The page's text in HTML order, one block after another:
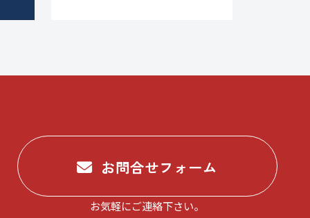
お問合せフォーム
お気軽にご連絡下さい。